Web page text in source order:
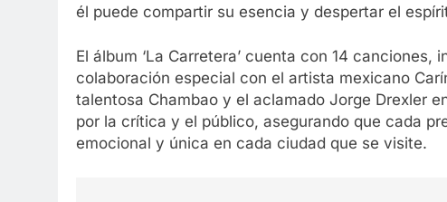
él puede compartir su esencia y despertar el
El álbum ‘La Carretera’ cuenta con 14 canciones,
colaboración especial con el artista mexicano
talentosa Chambao y el aclamado Jorge Drexler
por la crítica y el público, asegurando que cada
emocional y única en cada ciudad que se visite.